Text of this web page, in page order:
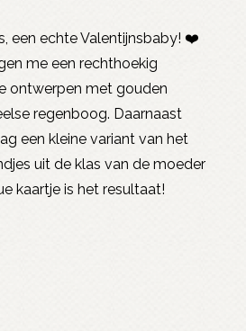
een echte Valentijnsbaby! ❤️
me een rechthoekig
ontwerpen met gouden
regenboog. Daarnaast
een kleine variant van het
uit de klas van de moeder
kaartje is het resultaat!